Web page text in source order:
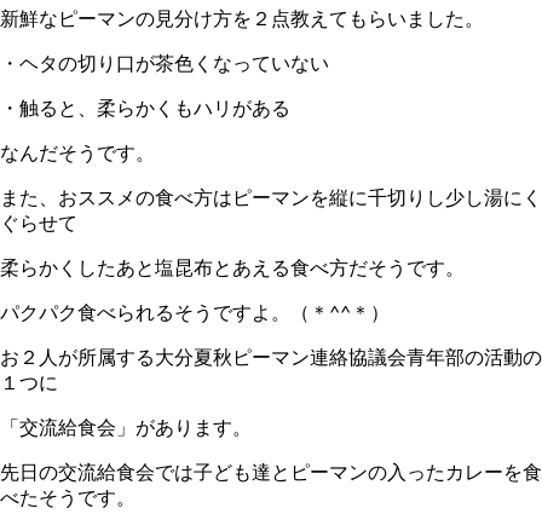
新鮮なピーマンの見分け方を２点教えてもらいました。
・ヘタの切り口が茶色くなっていない
・触ると、柔らかくもハリがある
なんだそうです。
また、おススメの食べ方はピーマンを縦に千切りし少し湯にく
ぐらせて
柔らかくしたあと塩昆布とあえる食べ方だそうです。
パクパク食べられるそうですよ。（＊^^＊）
お２人が所属する大分夏秋ピーマン連絡協議会青年部の活動の
１つに
「交流給食会」があります。
先日の交流給食会では子ども達とピーマンの入ったカレーを食
べたそうです。